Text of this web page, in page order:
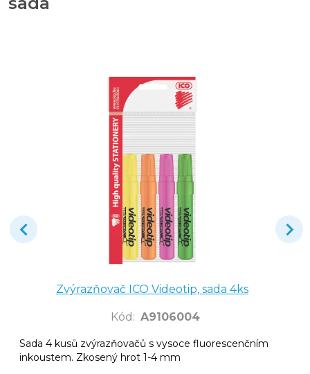
Zvýrazňovač ICO Videotip, sada 4ks
Kód : A9106004
Sada 4 kusů zvýrazňovačů s vysoce fluorescenčním
inkoustem. Zkosený hrot 1-4 mm